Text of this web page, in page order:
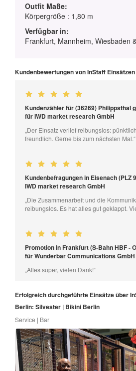
Outfit Maße:
Körpergröße : 1,80 m
Verfügbar in:
Frankfurt, Mannheim, Wiesbaden
Kundenbewertungen von InStaff Einsätzen
Kundenzähler für (36269) Philippsthal
für IWD market research GmbH
„Der Einsatz verlief reibungslos:
freundlich. Gerne bis zum nächsten Mal.“
Kundenbefragungen in Eisenach (PLZ
IWD market research GmbH
„Die Zusammenarbeit und die
reibungslos. Es hat alles gut geklappt.
Promotion in Frankfurt (S-Bahn HBF -
für Wunderbar Communications GmbH
„Alles super, vielen Dank!“
Erfolgreich durchgeführte Einsätze über
Berlin: Silvester | Bikini Berlin
Service | Bar